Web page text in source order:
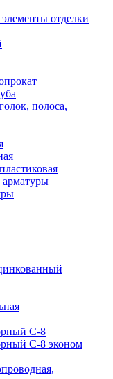
отделки
полоса,
С-8
С-8 эконом